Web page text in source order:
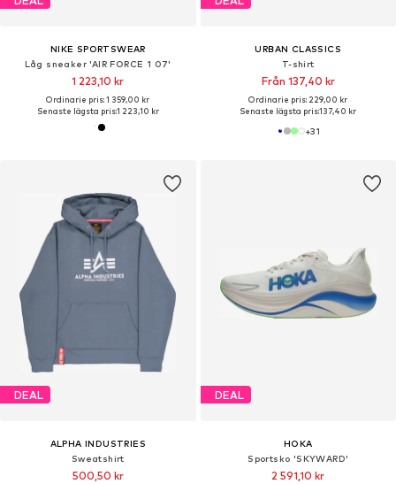
NIKE SPORTSWEAR
Låg sneaker 'AIR FORCE 1 07'
1 223,10 kr
Ordinarie pris: 1 359,00 kr
Senaste lägsta pris:1 223,10 kr
URBAN CLASSICS
T-shirt
Från 137,40 kr
Ordinarie pris: 229,00 kr
Senaste lägsta pris:137,40 kr
+31
DEAL
ALPHA INDUSTRIES
Sweatshirt
500,50 kr
DEAL
HOKA
Sportsko 'SKYWARD'
2 591,10 kr